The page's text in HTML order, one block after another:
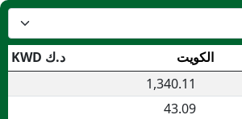
الكويت
KWD د.ك
1,340.11
43.09